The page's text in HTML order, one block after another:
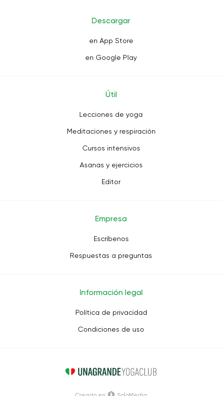
Descargar
en App Store
en Google Play
Útil
Lecciones de yoga
Meditaciones y respiración
Cursos intensivos
Asanas y ejercicios
Editor
Empresa
Escríbenos
Respuestas a preguntas
Información legal
Política de privacidad
Condiciones de uso